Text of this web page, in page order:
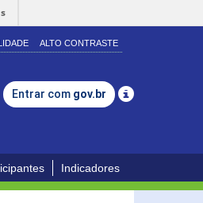
ALTO CONTRASTE
Entrar com gov.br
Indicadores